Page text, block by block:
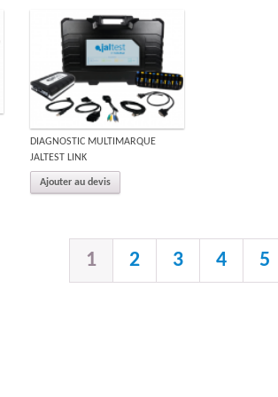
DIAGNOSTIC MULTIMARQUE
JALTEST LINK
Ajouter au devis
1 2 3 4 5